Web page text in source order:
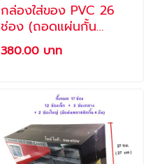
กล่องใส่ของ PVC 26
ช่อง (ถอดแผ่นกั้น
พลาสติกออกได้) รุ่น M-
26
380.00 บาท